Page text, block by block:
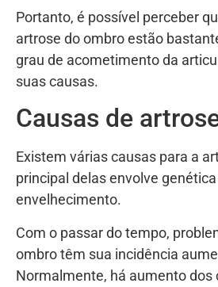
Portanto, é possível perceber
artrose do ombro estão
grau de acometimento da
suas causas.
Causas de
Existem várias causas para a
principal delas envolve
envelhecimento.
Com o passar do tempo,
ombro têm sua incidência
Normalmente, há aumento dos